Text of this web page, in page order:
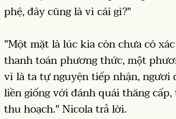
phệ, đây cũng là vì cái gì?"
"Một mặt là lúc kia còn chưa có
thanh toán phương thức, một
vì là ta tự nguyện tiếp nhận, ngươi
liền giống với đánh quái thăng
thu hoạch." Nicola trả lời.